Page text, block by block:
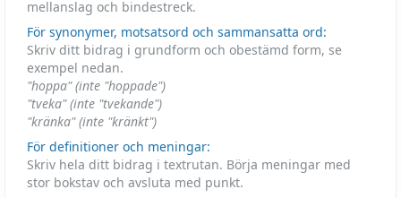
mellanslag och bindestreck.
För synonymer, motsatsord och sammansatta ord:
Skriv ditt bidrag i grundform och obestämd form, se
exempel nedan.
"hoppa" (inte "hoppade")
"tveka" (inte "tvekande")
"kränka" (inte "kränkt")
För definitioner och meningar:
Skriv hela ditt bidrag i textrutan. Börja meningar med
stor bokstav och avsluta med punkt.